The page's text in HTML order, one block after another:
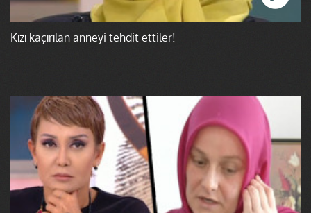
Kızı kaçırılan anneyi tehdit ettiler!